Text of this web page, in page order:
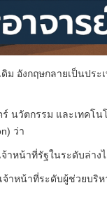
ม อังกฤษกลายเป็นปร
นวัตกรรม และเทคโน
ว่า
าหน้าที่รัฐในระดับล่างไ
าหน้าที่ระดับผู้ช่วยบริห